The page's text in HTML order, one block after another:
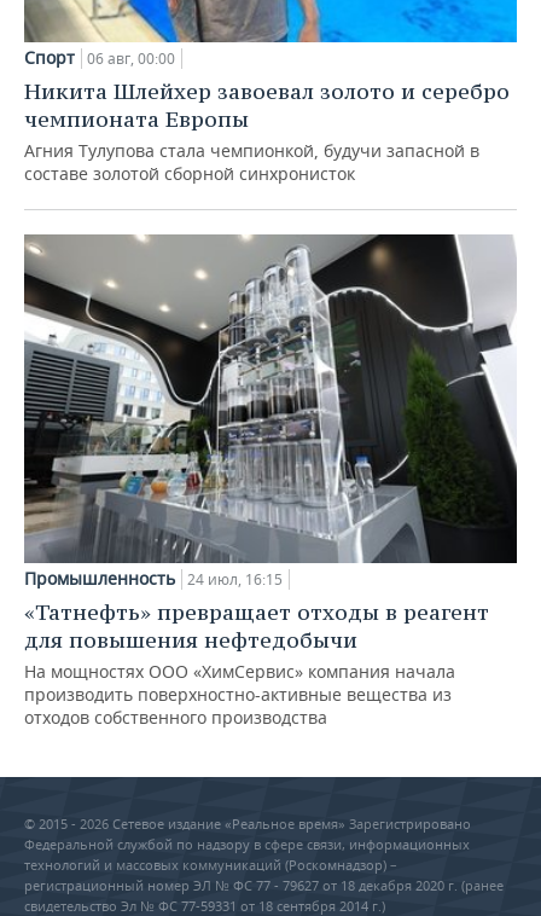
Спорт 06 авг, 00:00
Никита Шлейхер завоевал золото и серебро
чемпионата Европы
Агния Тулупова стала чемпионкой, будучи запасной в
составе золотой сборной синхронисток
Промышленность 24 июл, 16:15
«Татнефть» превращает отходы в реагент
для повышения нефтедобычи
На мощностях ООО «ХимСервис» компания начала
производить поверхностно-активные вещества из
отходов собственного производства
© 2015 - 2026 Сетевое издание «Реальное время» Зарегистрировано
Федеральной службой по надзору в сфере связи, информационных
технологий и массовых коммуникаций (Роскомнадзор) –
регистрационный номер ЭЛ № ФС 77 - 79627 от 18 декабря 2020 г. (ранее
свидетельство Эл № ФС 77-59331 от 18 сентября 2014 г.)